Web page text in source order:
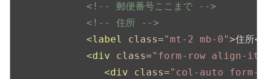
<!-- 郵便番号ここまで -->
<!-- 住所 -->
<label class="mt-2 mb-0">住所</
<div class="form-row align-
<div class="col-auto form-